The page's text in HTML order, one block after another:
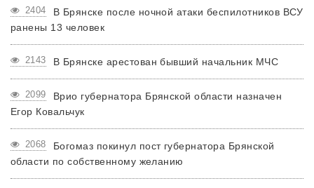
2404
В Брянске после ночной атаки беспилотников ВСУ
ранены 13 человек
2143 В Брянске арестован бывший начальник МЧС
2099
Врио губернатора Брянской области назначен
Егор Ковальчук
2068
Богомаз покинул пост губернатора Брянской
области по собственному желанию